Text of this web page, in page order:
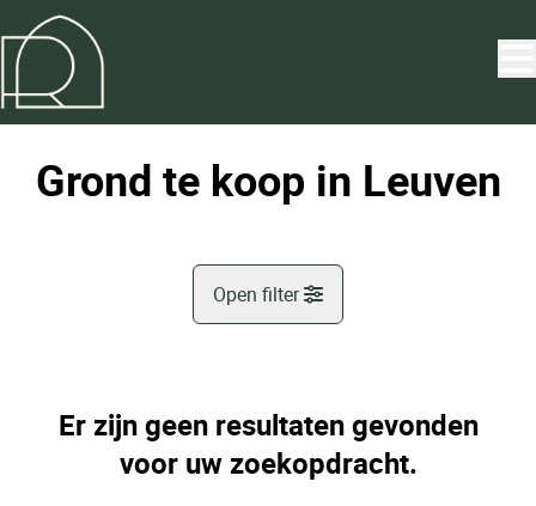
Ga naar hoofdinhoud
Grond te koop in Leuven
Open filter
Leuven (3000) Remove
Kaartweergave
Er zijn geen resultaten gevonden
voor uw zoekopdracht.